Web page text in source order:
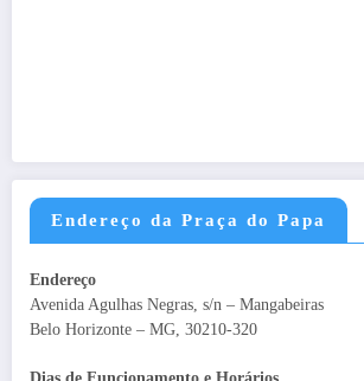
Endereço da Praça do Papa
Endereço
Avenida Agulhas Negras, s/n – Mangabeiras
Belo Horizonte – MG, 30210-320